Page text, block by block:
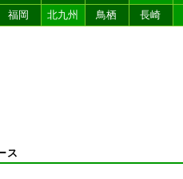
福岡 北九州 鳥栖 長崎
ス